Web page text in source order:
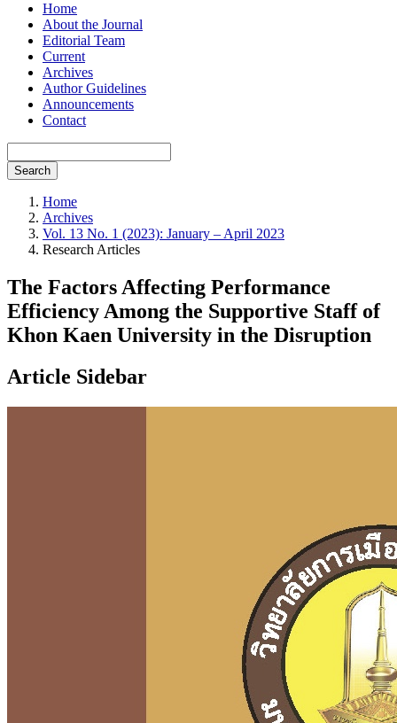
Home
About the Journal
Editorial Team
Current
Archives
Author Guidelines
Announcements
Contact
Search
Home
Archives
Vol. 13 No. 1 (2023): January – April 2023
Research Articles
The Factors Affecting Performance
Efficiency Among the Supportive Staff of
Khon Kaen University in the Disruption
Article Sidebar